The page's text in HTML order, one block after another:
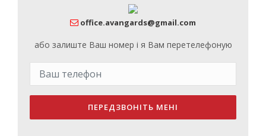
office.avangards@gmail.com
або залиште Ваш номер і я Вам перетелефоную
ПЕРЕДЗВОНІТЬ МЕНІ